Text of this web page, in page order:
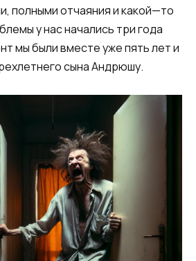
полными отчаяния и какой—то
у нас начались три года
мы были вместе уже пять лет и
сына Андрюшу.​​